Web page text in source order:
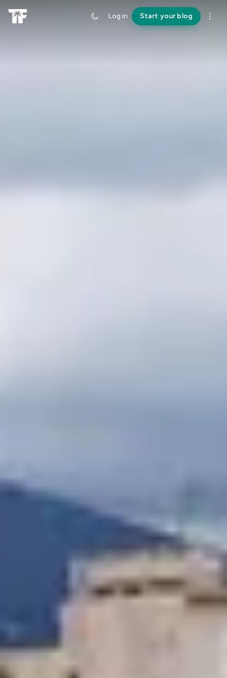
Log in Start your blog